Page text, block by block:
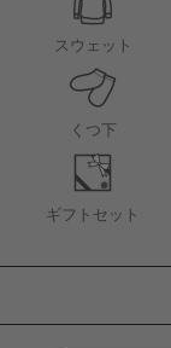
スウェット
くつ下
ギフトセット